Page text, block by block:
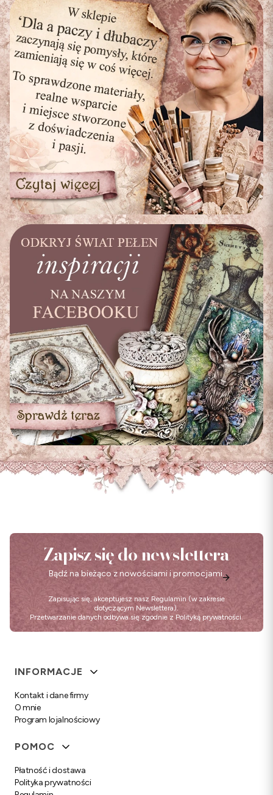
Zapisz się do newslettera
Bądź na bieżąco z nowościami i promocjami.
Zapisując się, akceptujesz nasz Regulamin (w zakresie
dotyczącym Newslettera).
Przetwarzanie danych odbywa się zgodnie z Polityką prywatności.
Linki w stopce
INFORMACJE
Kontakt i dane firmy
O mnie
Program lojalnościowy
POMOC
Płatność i dostawa
Polityka prywatności